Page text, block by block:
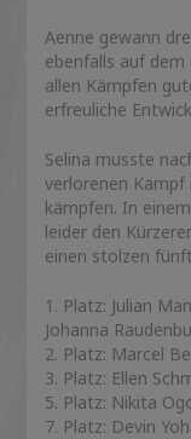
Aenne gewann
ebenfalls auf
allen Kämpfen
erfreuliche
Selina musste
verlorenen Kampf
kämpfen. In
leider den
einen stolzen
1. Platz: Julian
Johanna
2. Platz: Marcel
3. Platz: Ellen
5. Platz: Nikita
7. Platz: Devin